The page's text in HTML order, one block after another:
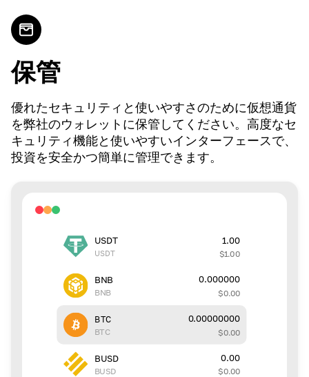
保管
優れたセキュリティと使いやすさのために仮想通貨
を弊社のウォレットに保管してください。高度なセ
キュリティ機能と使いやすいインターフェースで、
投資を安全かつ簡単に管理できます。
USDT
USDT
1.00
$1.00
BNB
BNB
0.000000
$0.00
BTC
BTC
0.00000000
$0.00
BUSD
BUSD
0.00
$0.00